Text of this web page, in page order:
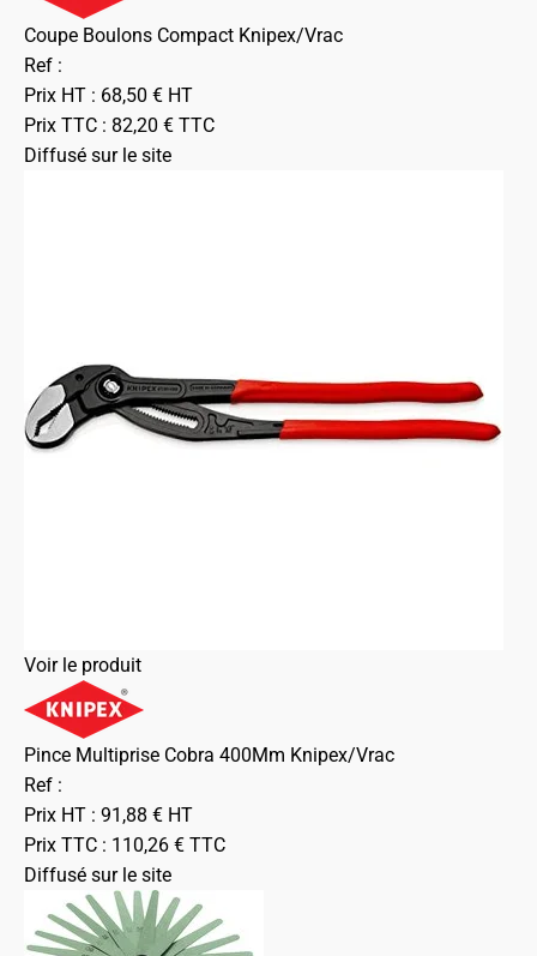
Coupe Boulons Compact Knipex/Vrac
Ref :
Prix HT : 68,50 € HT
Prix TTC : 82,20 € TTC
Diffusé sur le site
Voir le produit
Pince Multiprise Cobra 400Mm Knipex/Vrac
Ref :
Prix HT : 91,88 € HT
Prix TTC : 110,26 € TTC
Diffusé sur le site